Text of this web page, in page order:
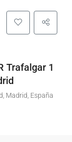
Trafalgar 1
Madrid, España